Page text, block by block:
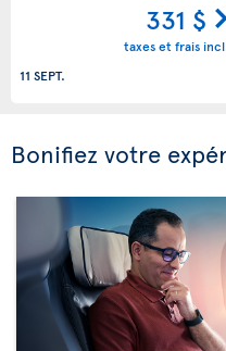
331 $
taxes et frais
11 SEPT.
Bonifiez votre